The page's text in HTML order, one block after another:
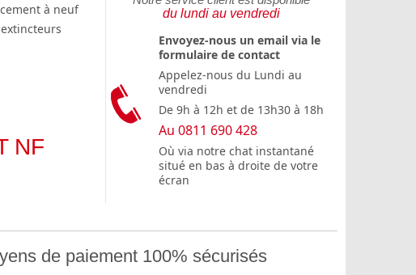
à neuf
NF
du lundi au vendredi
Envoyez-nous un email via le
formulaire de contact
Appelez-nous du Lundi au
vendredi
De 9h à 12h et de 13h30 à 18h
Au 0811 690 428
Où via notre chat instantané
situé en bas à droite de votre
écran
de paiement 100% sécurisés